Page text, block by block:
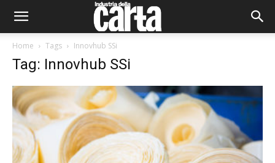
Home Tags Innovhub SSi
Tag: Innovhub SSi